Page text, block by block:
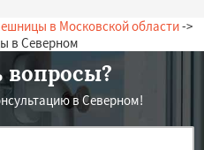
в Московской области->
в Северном
вопросы?
в Северном!